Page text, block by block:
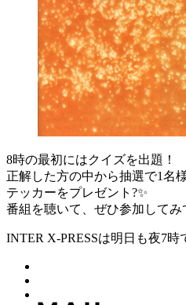
8時の最初にはクイズを出題！
正解した方の中から抽選で1名
テッカーをプレゼント?✨
番組を聴いて、ぜひ参加してみ
INTER X-PRESSは明日も夜7時